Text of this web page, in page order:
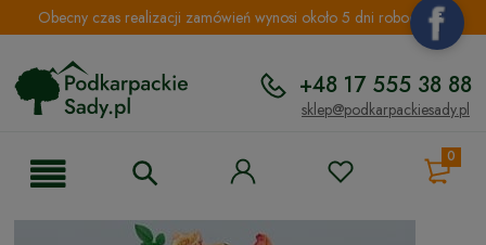
Obecny czas realizacji zamówień wynosi około 5 dni roboczych.
+48 17 555 38 88
sklep@podkarpackiesady.pl
0